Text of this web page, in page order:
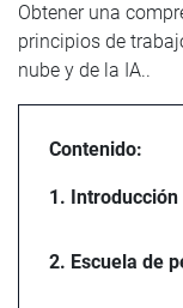
Obtener una
principios de
nube y de la IA..
Contenido:
1. Introducción
2. Escuela de